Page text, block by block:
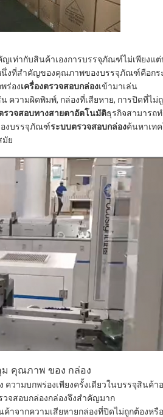
กับสินค้าเองการบรรจุภัณฑ์ไม่เพียงแต่
ที่สําคัญของคุณภาพของบรรจุภัณฑ์คือกร
ร่องเครื่องตรวจสอบกล่องเข้ามาเล่น
ความผิดพิมพ์, กล่องที่เสียหาย, การปิดที่ไ
วจสอบทางสายตาอัตโนมัติธุรกิจสามารถ
งบรรจุภัณฑ์ระบบตรวจสอบกล่องค้นหาเท
มัย
ม คุณภาพ ของ กล่อง
ามบกพร่องเพียงครั้งเดียวในบรรจุสินค้า
จสอบกล่องกล่องจึงสําคัญมาก
าจากความเสียหายกล่องที่ปิดไม่ถูกต้องหรื